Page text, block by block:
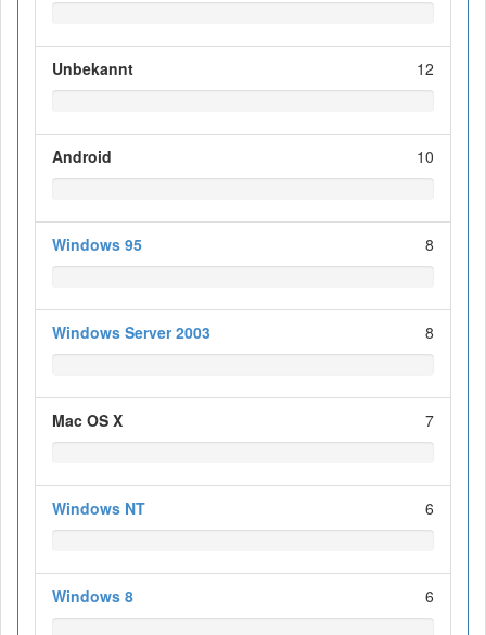
Unbekannt 12
Android 10
Windows 95 8
Windows Server 2003 8
Mac OS X 7
Windows NT 6
Windows 8 6